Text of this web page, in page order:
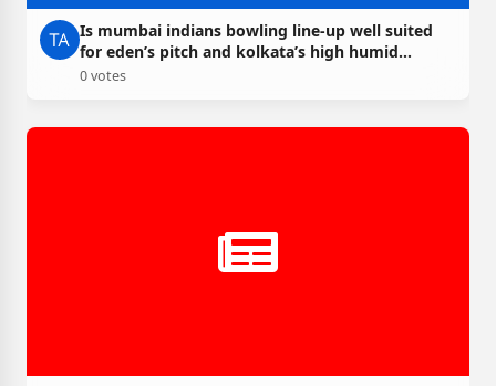
Is mumbai indians bowling line-up well suited
for eden’s pitch and kolkata’s high humid
weather?
0 votes